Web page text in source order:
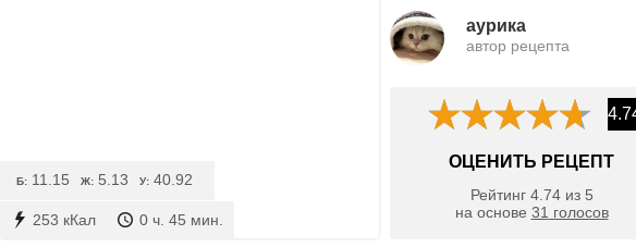
253 кКал 0 ч. 45 мин.
Б: 11.15 Ж: 5.13 У: 40.92
aурика
автор рецепта
ОЦЕНИТЬ РЕЦЕПТ
Рейтинг 4.74из 5
на основе 31 голосов